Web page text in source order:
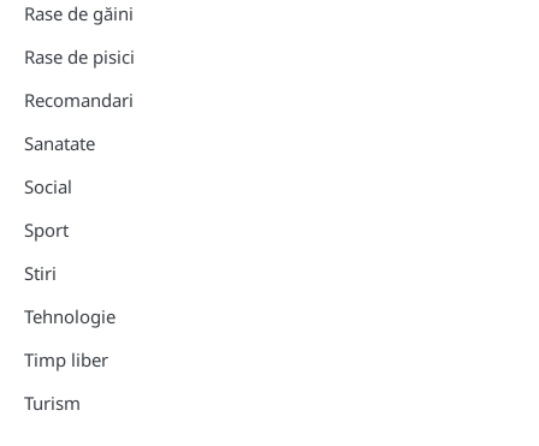
Rase de găini
Rase de pisici
Recomandari
Sanatate
Social
Sport
Stiri
Tehnologie
Timp liber
Turism